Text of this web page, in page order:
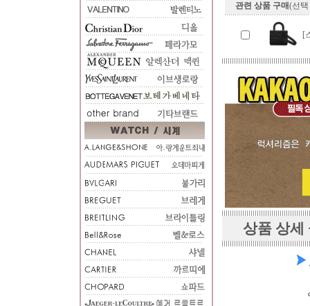
관련 상품 구매(선
[
상품 상세